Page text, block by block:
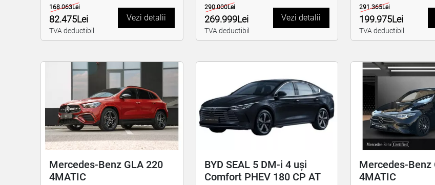
168.063Lei
82.475Lei
TVA deductibil
Vezi detalii
290.000Lei
269.999Lei
TVA deductibil
Vezi detalii
291.365Lei
199.975Lei
TVA deductibil
Mercedes-Benz GLA 220
4MATIC
BYD SEAL 5 DM-i 4 uși
Comfort PHEV 180 CP AT
Mercedes-Benz
4MATIC